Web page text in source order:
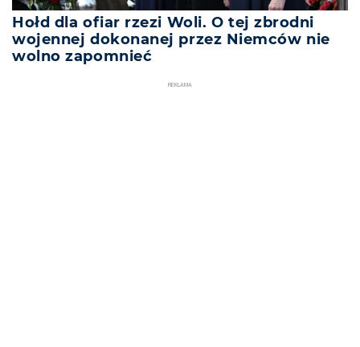
Hołd dla ofiar rzezi Woli. O tej zbrodni
wojennej dokonanej przez Niemców nie
wolno zapomnieć
REKLAMA